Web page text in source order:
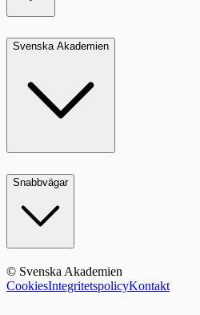
Svenska Akademien
Snabbvägar
© Svenska Akademien
CookiesIntegritetspolicyKontakt